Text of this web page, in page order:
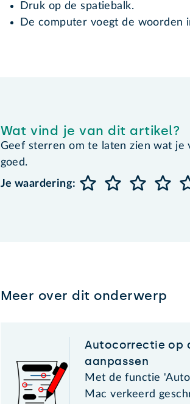
Druk op de spatiebalk.
De computer voegt de woorden
Wat vind je van dit artikel?
Geef sterren om te laten zien wat
goed.
Je waardering:
Meer over dit onderwerp
Autocorrectie op
aanpassen
Met de functie
Mac verkeerd